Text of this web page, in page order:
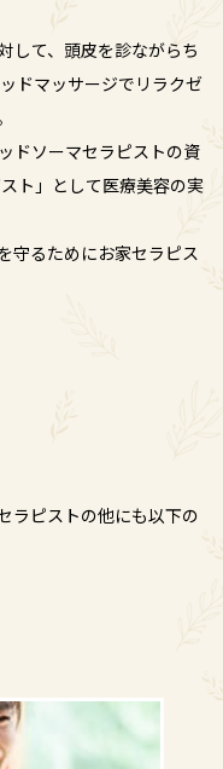
して、頭皮を診ながらち
ドマッサージでリラクゼ
ドソーマセラピストの資
ト」として医療美容の実
守るためにお家セラピス
ラピストの他にも以下の